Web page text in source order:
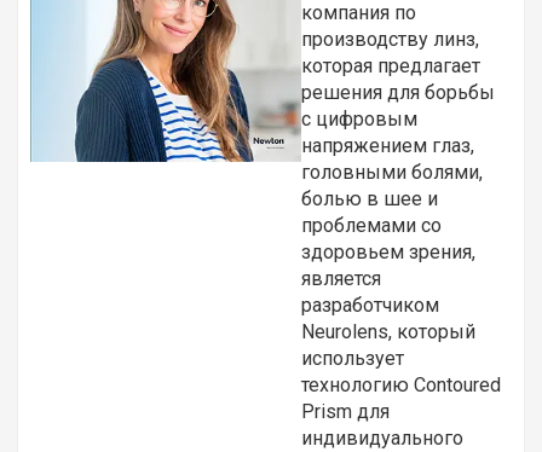
компания по
производству линз,
которая предлагает
решения для борьбы
с цифровым
напряжением глаз,
головными болями,
болью в шее и
проблемами со
здоровьем зрения,
является
разработчиком
Neurolens, который
использует
технологию Contoured
Prism для
индивидуального